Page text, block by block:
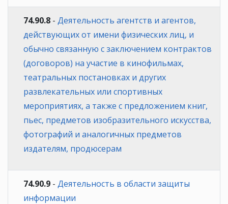
74.90.8 - Деятельность агентств и агентов,
действующих от имени физических лиц, и
обычно связанную с заключением контрактов
(договоров) на участие в кинофильмах,
театральных постановках и других
развлекательных или спортивных
мероприятиях, а также с предложением книг,
пьес, предметов изобразительного искусства,
фотографий и аналогичных предметов
издателям, продюсерам
74.90.9 - Деятельность в области защиты
информации